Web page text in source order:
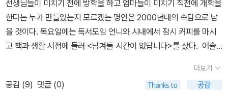
남의 어머니. 열아홉의 나이에 스물일곱 살 차이가 나는 유부남을 만
나 후실로 살다가 서른아홉에 남편을 잃고 여섯 남매를 키워내고 아
흔다섯 살에 돌아간 원정숙 여사 이야기. 채현국의 이야기는 뜻밖의
철학자, 당대의 기인, 살아 있는 천상명이라는 말에 채현국은 자신
이‘거지’란 소리라고 응대한 말에 나는 유쾌해지고. 내내 웃었다. 채현
은 별로 친근감이 안 가는데, 믿을 만한 분이 은근히 추천하시기에 읽
었다. 독서교육이라는 말에 (살짝) 반감이 있지만, 어쨌거나 책 읽기
를 일종의 습관들여야하는 교육처럼 바꿔버린 요 마당에 그런 감정은
잠시 접고 판단하자면 몹시 유용한 책이었다. 한 번에 12개월치를 쓰
라내고 타낸 보험금. 천만다행을 믿어? 날개도 다리도 믿지 않아, 시
간을 공평하게 자르지 못하는 것처럼, 삐뚤빼뚤하게 잘린 신체 절단
마술처럼, 어느순간부터 실험이고 시험인지. 칭찬과 비난과. 비가 오
태어나네. 변태해 날아가는 비둘기? 종과 종 사이. 몸이 잘리는 기쁨
과 멀쩡히 살아날 거라는 실망 사이. 잘리기 전과 후, 다시는 같아질
출기간 안에 다 읽을 수 있을까 싶을 정도로 걱정되는 분량의 책이 안
겨 있었지만 한 권 더하나 빼나 무슨 차이겠나 싶어 이 한 권을 더 얹
어 나왔습니다. 조금씩 나눠 읽기 좋아 보였으니까요. 일종의 쉼표처
럼. 그렇게 읽기 시작했는데, 세 번째 글에 이런 문장들이 등장하는 거
죠.나는 아픈 것은 내 팔이고, 그건 나와 상관없는 일이라고 생각했다.
그러니까 팔은 팔대로 스스로 나을 것이고, 나는 나대로 내 루틴을 평
선생님들이 미치기 전에 방학을 하고 엄마들이 미치기 직전에 개학을
한다는 누가 만들었는지 모르겠는 명언은 2000년대의 속담으로 남
을 것이다. 목요일에는 독서모임 언니와 시내에서 잠시 커피를 마시
고 책과 생활 서점에 들러 <남겨둘 시간이 없답니다>를 샀다. 어슐
남성작가의 전문 분야로 여기고 있었나보다. SF를 쓰는 여성작가가
노년에 이르러 남긴 단상들. 아시아문화전당 북라운지에서 몇 장만
더보기
공감 (9) 댓글 (0)